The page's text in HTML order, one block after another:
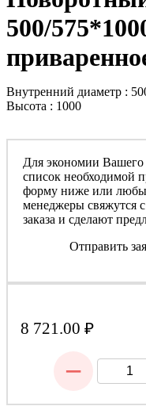
500/
Внутренний диаметр :
Высота : 1000
Для экономии Вашего
список необходимой
форму ниже или
менеджеры свяжутся
заказа и сделают
Отправить
8 721.00 ₽
−